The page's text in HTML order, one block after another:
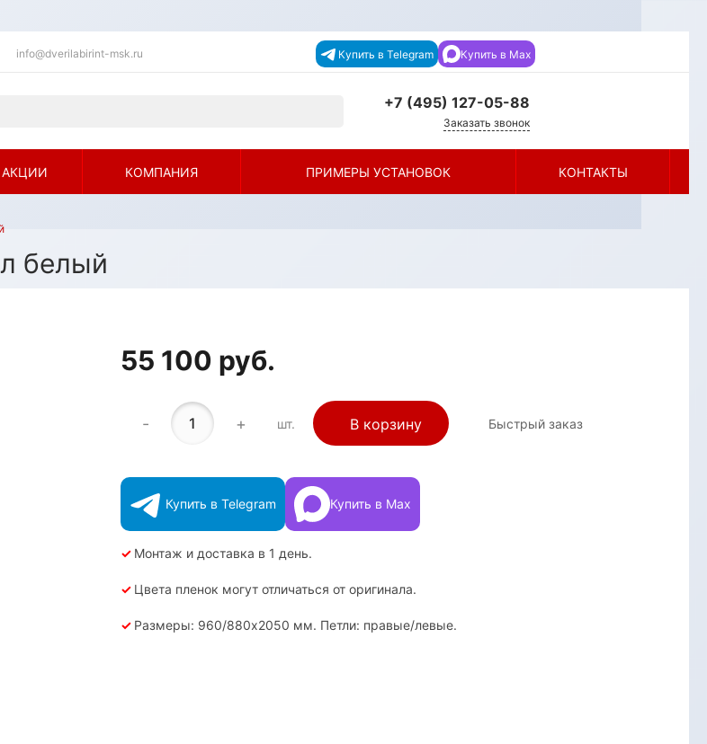
info@dverilabirint-msk.ru Купить в Telegram Купить в Max
+7 (495) 127-05-88‬
г. Москва, Каширское ш., д.
Заказать звонок
АКЦИИ КОМПАНИЯ ПРИМЕРЫ УСТАНОВОК КОНТАКТЫ
белый
55 100 руб.
- + шт. В корзину Быстрый заказ
Купить в Telegram Купить в Max
✓ Монтаж и доставка в 1 день.
✓ Цвета пленок могут отличаться от оригинала.
✓ Размеры: 960/880х2050 мм. Петли: правые/левые.